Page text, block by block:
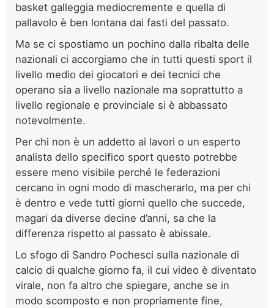
basket galleggia mediocremente e quella di
pallavolo è ben lontana dai fasti del passato.
Ma se ci spostiamo un pochino dalla ribalta delle
nazionali ci accorgiamo che in tutti questi sport il
livello medio dei giocatori e dei tecnici che
operano sia a livello nazionale ma soprattutto a
livello regionale e provinciale si è abbassato
notevolmente.
Per chi non è un addetto ai lavori o un esperto
analista dello specifico sport questo potrebbe
essere meno visibile perché le federazioni
cercano in ogni modo di mascherarlo, ma per chi
è dentro e vede tutti giorni quello che succede,
magari da diverse decine d’anni, sa che la
differenza rispetto al passato è abissale.
Lo sfogo di Sandro Pochesci sulla nazionale di
calcio di qualche giorno fa, il cui video è diventato
virale, non fa altro che spiegare, anche se in
modo scomposto e non propriamente fine,